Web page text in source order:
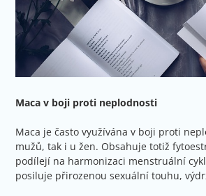
Maca v boji proti neplodnosti
Maca je často využívána v boji proti
mužů, tak i u žen. Obsahuje totiž
podílejí na harmonizaci menstruální
posiluje přirozenou sexuální touhu,